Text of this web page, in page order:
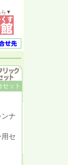
ら▼
セット
ナ
セ